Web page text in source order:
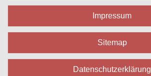
Impressum
Sitemap
Datenschutzerklärung